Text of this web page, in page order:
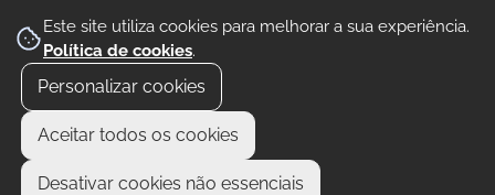
Este site utiliza cookies para melhorar a sua experiência.
Política de cookies.
Personalizar cookies
Aceitar todos os cookies
Desativar cookies não essenciais